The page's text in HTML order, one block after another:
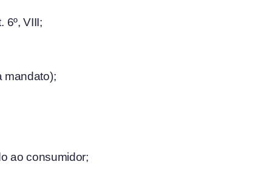
6º, VIII;
mandato);
ao consumidor;